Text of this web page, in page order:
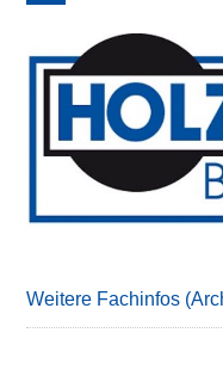
Primary
Sidebar
Weitere Fachinfos